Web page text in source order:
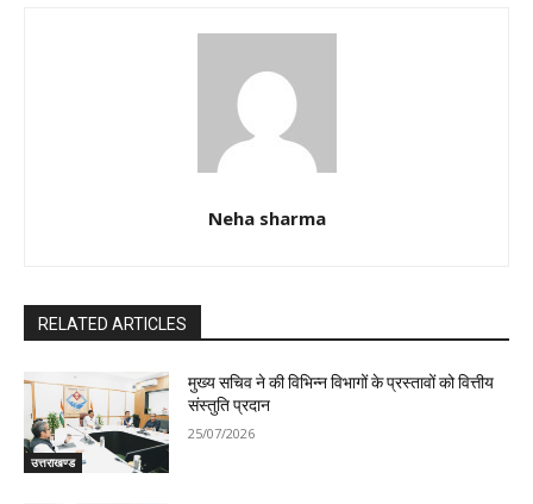
Neha sharma
RELATED ARTICLES
उत्तराखण्ड
मुख्य सचिव ने की विभिन्न विभागों के प्रस्तावों को वित्तीय
संस्तुति प्रदान
25/07/2026